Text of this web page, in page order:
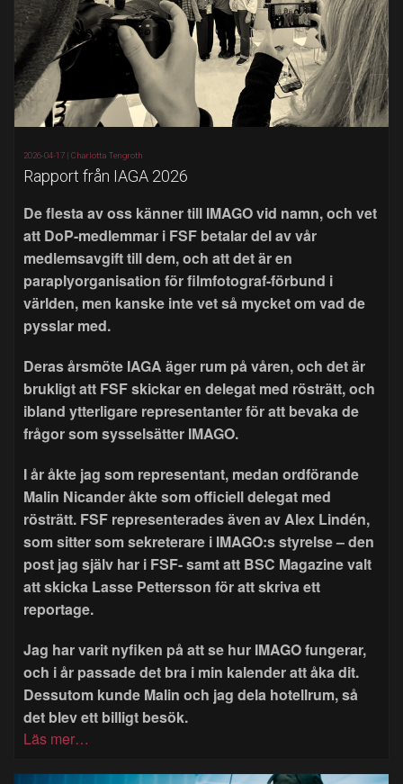
2026-04-17 | Charlotta Tengroth
Rapport från IAGA 2026
De flesta av oss känner till IMAGO vid namn, och vet
att DoP-medlemmar i FSF betalar del av vår
medlemsavgift till dem, och att det är en
paraplyorganisation för filmfotograf-förbund i
världen, men kanske inte vet så mycket om vad de
pysslar med.
Deras årsmöte IAGA äger rum på våren, och det är
brukligt att FSF skickar en delegat med rösträtt, och
ibland ytterligare representanter för att bevaka de
frågor som sysselsätter IMAGO.
I år åkte jag som representant, medan ordförande
Malin Nicander åkte som officiell delegat med
rösträtt. FSF representerades även av Alex Lindén,
som sitter som sekreterare i IMAGO:s styrelse – den
post jag själv har i FSF- samt att BSC Magazine valt
att skicka Lasse Pettersson för att skriva ett
reportage.
Jag har varit nyfiken på att se hur IMAGO fungerar,
och i år passade det bra i min kalender att åka dit.
Dessutom kunde Malin och jag dela hotellrum, så
det blev ett billigt besök.
Läs mer…